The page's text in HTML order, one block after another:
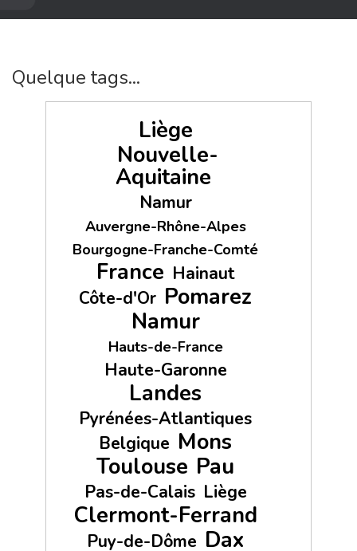
Quelque tags...
Liège
Nouvelle-
Aquitaine
Namur
Auvergne-Rhône-Alpes
Bourgogne-Franche-Comté
France Hainaut
Côte-d'Or Pomarez
Namur
Hauts-de-France
Haute-Garonne
Landes
Pyrénées-Atlantiques
Belgique Mons
Toulouse Pau
Pas-de-Calais Liège
Clermont-Ferrand
Puy-de-Dôme Dax